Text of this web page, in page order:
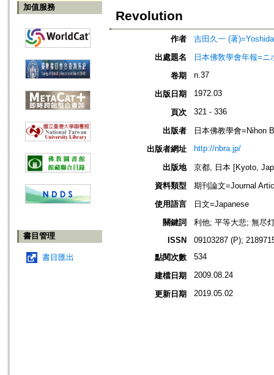
加值服務
書目管理
書目匯出
Revolution
作者
吉田久一 (著
出處題名
日本佛敎學會年報=
卷期
n.37
出版日期 1972.03
頁次 321 - 336
出版者
日本佛教學會=Nihon
出版者網址
http://nbra.jp/
出版地
京都, 日本 [Kyoto,
資料類型
期刊論文=Journal
使用語言
日文=Japanese
關鍵詞
利他; 平等大悲; 無尽
ISSN
09103287 (P);
點閱次數
534
建檔日期 2009.08.24
更新日期 2019.05.02